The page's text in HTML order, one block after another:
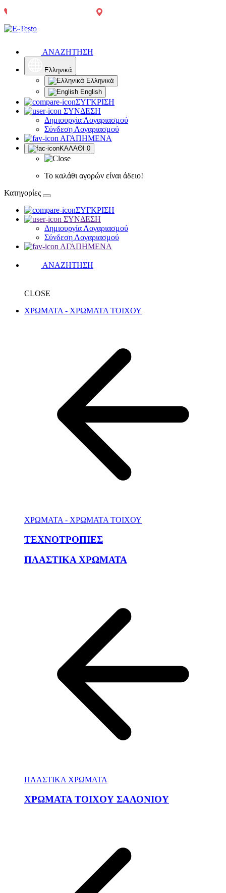
2641049567
ΑΝΑΖΗΤΗΣΗ
Ελληνικά
Ελληνικά
English
ΣΥΓΚΡΙΣΗ
ΣΥΝΔΕΣΗ
Δημιουργία Λογαριασμού
Σύνδεση Λογαριασμού
ΑΓΑΠΗΜΕΝΑ
ΚΑΛΑΘΙ 0
Το καλάθι αγορών είναι άδειο!
Κατηγορίες
ΣΥΓΚΡΙΣΗ
ΣΥΝΔΕΣΗ
Δημιουργία Λογαριασμού
Σύνδεση Λογαριασμού
ΑΓΑΠΗΜΕΝΑ
ΑΝΑΖΗΤΗΣΗ
CLOSE
ΧΡΩΜΑΤΑ - ΧΡΩΜΑΤΑ ΤΟΙΧΟΥ
ΧΡΩΜΑΤΑ - ΧΡΩΜΑΤΑ ΤΟΙΧΟΥ
ΤΕΧΝΟΤΡΟΠΙΕΣ
ΠΛΑΣΤΙΚΑ ΧΡΩΜΑΤΑ
ΠΛΑΣΤΙΚΑ ΧΡΩΜΑΤΑ
ΧΡΩΜΑΤΑ ΤΟΙΧΟΥ ΣΑΛΟΝΙΟΥ